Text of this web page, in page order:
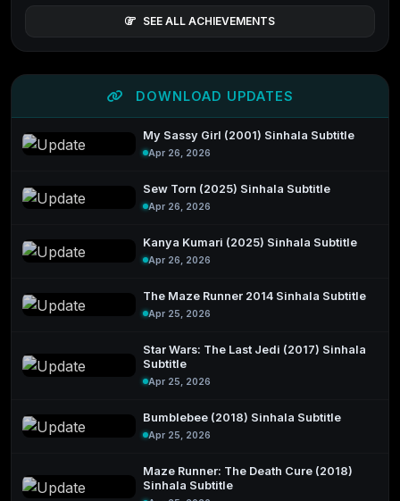
SEE ALL ACHIEVEMENTS
DOWNLOAD UPDATES
My Sassy Girl (2001) Sinhala Subtitle
Apr 26, 2026
Sew Torn (2025) Sinhala Subtitle
Apr 26, 2026
Kanya Kumari (2025) Sinhala Subtitle
Apr 26, 2026
The Maze Runner 2014 Sinhala Subtitle
Apr 25, 2026
Star Wars: The Last Jedi (2017) Sinhala
Subtitle
Apr 25, 2026
Bumblebee (2018) Sinhala Subtitle
Apr 25, 2026
Maze Runner: The Death Cure (2018)
Sinhala Subtitle